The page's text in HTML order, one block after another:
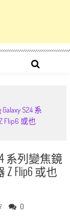
S24 系
Flip6 或也
系列變焦鏡
Flip6 或也
0